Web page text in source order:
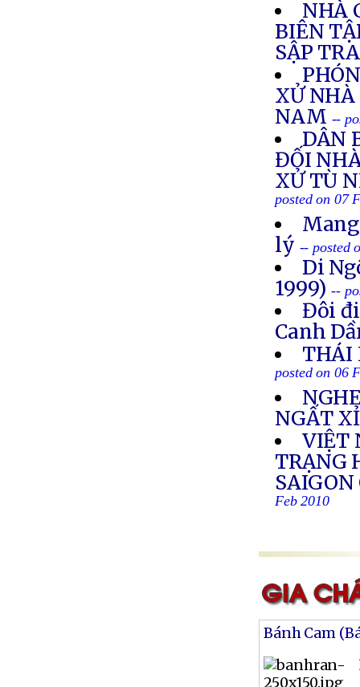
NHÀ
BIÊN
SẬP
XỬ
NAM --
DÂN
ĐỐI
XỬ TÙ
posted on 07
lý -- posted
Di
1999)--
Đôi
Canh
THÁI
posted on 06
NGẤT
VIỆT
TRẠNG
Feb 2010
Bánh Cam